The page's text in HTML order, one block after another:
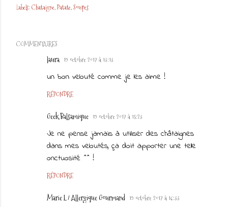
Labels: Chataigne Patate Soupes
COMMENTAIRES
laura 19 octobre 2017 à 13:13
un bon velouté comme je les aime !
RÉPONDRE
Geek Balsamique 19 octobre 2017 à 15:23
Je ne pense jamais à utiliser des châtaignes
dans mes veloutés, ça doit apporter une telle
onctuosité ^^ !
RÉPONDRE
Marie L / Allergique Gourmand 19 octobre 2017 à 16:33